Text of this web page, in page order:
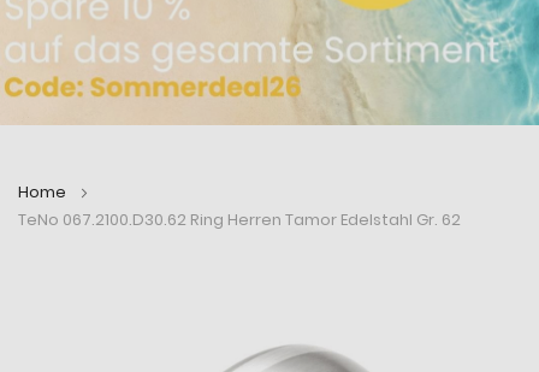
Home
TeNo 067.2100.D30.62 Ring Herren Tamor Edelstahl Gr. 62